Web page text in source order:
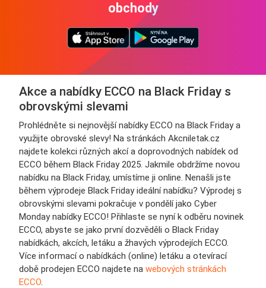
obchody
Akce a nabídky ECCO na Black Friday s
obrovskými slevami
Prohlédněte si nejnovější nabídky ECCO na Black Friday a
využijte obrovské slevy! Na stránkách Akcniletak.cz
najdete kolekci různých akcí a doprovodných nabídek od
ECCO během Black Friday 2025. Jakmile obdržíme novou
nabídku na Black Friday, umístíme ji online. Nenašli jste
během výprodeje Black Friday ideální nabídku? Výprodej s
obrovskými slevami pokračuje v pondělí jako Cyber
Monday nabídky ECCO! Přihlaste se nyní k odběru novinek
ECCO, abyste se jako první dozvěděli o Black Friday
nabídkách, akcích, letáku a žhavých výprodejích ECCO.
Více informací o nabídkách (online) letáku a otevírací
době prodejen ECCO najdete na webových stránkách
ECCO.